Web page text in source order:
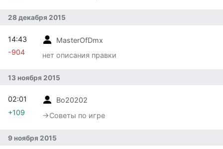
28 декабря 2015
MasterOfDmx
нет описания правки
14:43
-904
13 ноября 2015
Bo20202
→‎Советы по игре
02:01
+109
9 ноября 2015